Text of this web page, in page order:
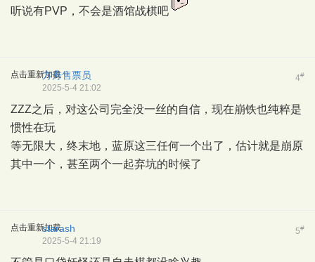
听说有PVP，不会是酒馆战棋吧
点击重新加载 4#
方舟售票员
2025-5-4 21:02
ZZZ之后，对这公司完全没一丝的自信，现在崩铁也纯粹是
惯性在玩
等无限大，终末地，蓝原这三任何一个出了，估计就是崩原
其中一个，甚至两个一起弃坑的时候了
点击重新加载 5#
starash
2025-5-4 21:19